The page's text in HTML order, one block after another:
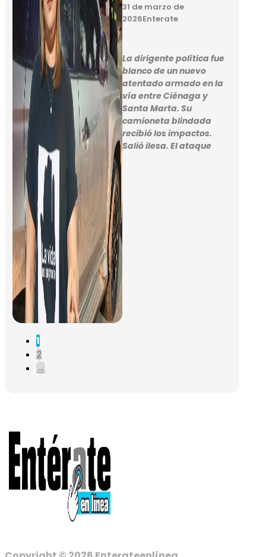
31 de marzo de
2026Enterate
La dirigente política fue
blanco de un nuevo
atentado armado en la
vía entre Ciénaga y
Santa Marta. Su
camioneta blindada
recibió los impactos.
Salió ilesa. El ataque
1
2
→